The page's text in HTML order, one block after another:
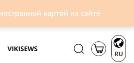
картой на сайте
RU